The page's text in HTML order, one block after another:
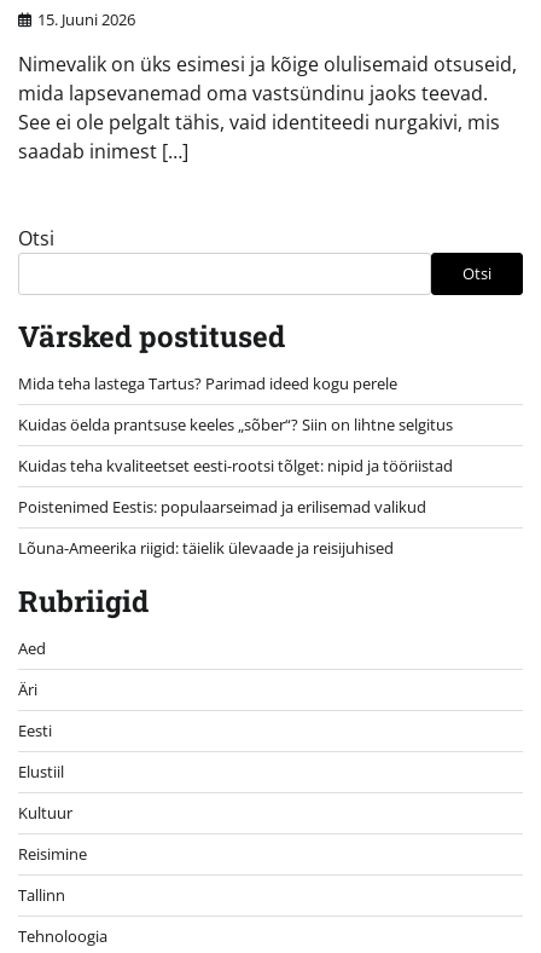
15. Juuni 2026
Nimevalik on üks esimesi ja kõige olulisemaid otsuseid,
mida lapsevanemad oma vastsündinu jaoks teevad.
See ei ole pelgalt tähis, vaid identiteedi nurgakivi, mis
saadab inimest […]
Otsi
Otsi
Värsked postitused
Mida teha lastega Tartus? Parimad ideed kogu perele
Kuidas öelda prantsuse keeles „sõber“? Siin on lihtne selgitus
Kuidas teha kvaliteetset eesti-rootsi tõlget: nipid ja tööriistad
Poistenimed Eestis: populaarseimad ja erilisemad valikud
Lõuna-Ameerika riigid: täielik ülevaade ja reisijuhised
Rubriigid
Aed
Äri
Eesti
Elustiil
Kultuur
Reisimine
Tallinn
Tehnoloogia